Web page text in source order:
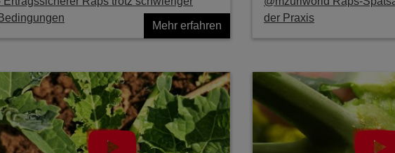
Bedingungen
Mehr erfahren
der Praxis